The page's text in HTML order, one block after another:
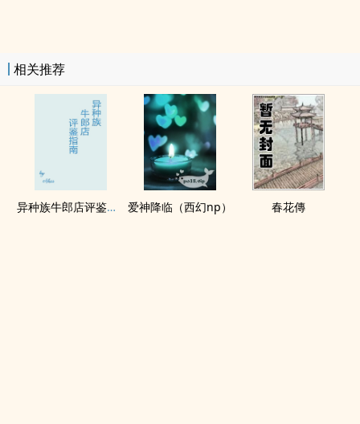
相关推荐
异种族牛郎店评鉴指南 爱神降临（西幻np） 春花傳